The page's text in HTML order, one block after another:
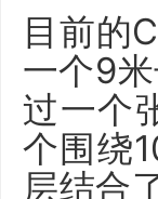
目前的
一个9
过一个
个围绕
层结合